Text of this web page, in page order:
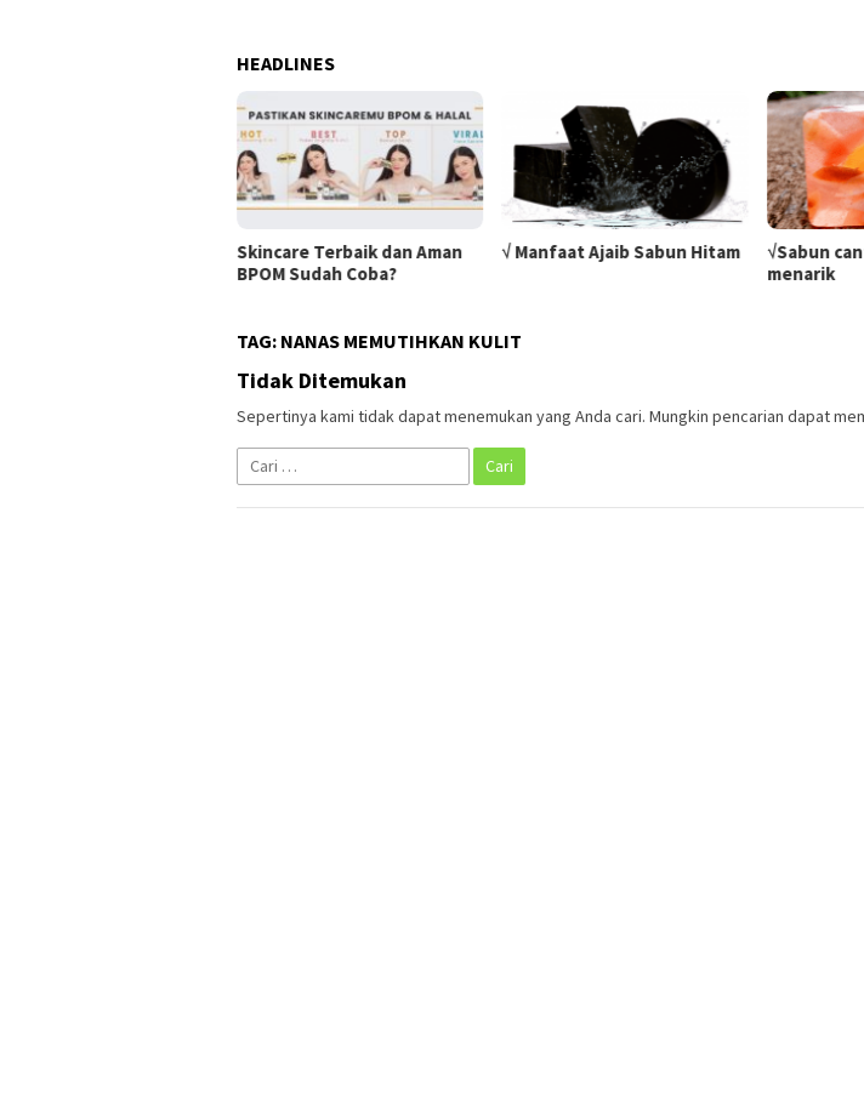
HEADLINES
Skincare Terbaik dan Aman
BPOM Sudah Coba?
√ Manfaat Ajaib Sabun Hitam
√Sabun
menarik
TAG: NANAS MEMUTIHKAN KULIT
Tidak Ditemukan
Sepertinya kami tidak dapat menemukan yang Anda cari. Mungkin pencarian dapat
Cari
untuk: